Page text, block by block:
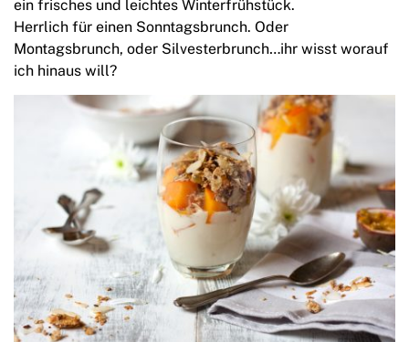
ein frisches und leichtes Winterfrühstück.
Herrlich für einen Sonntagsbrunch. Oder
Montagsbrunch, oder Silvesterbrunch…ihr wisst worauf
ich hinaus will?